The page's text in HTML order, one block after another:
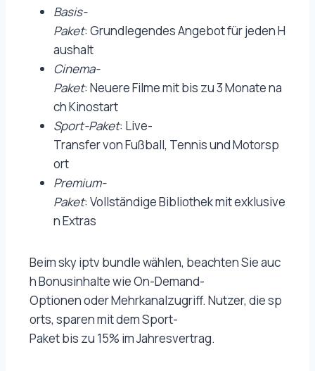
Basis-
Paket: Grundlegendes Angebot für jeden H
aushalt
Cinema-
Paket: Neuere Filme mit bis zu 3 Monate na
ch Kinostart
Sport-Paket: Live-
Transfer von Fußball, Tennis und Motorsp
ort
Premium-
Paket: Vollständige Bibliothek mit exklusive
n Extras
Beim sky iptv bundle wählen, beachten Sie auc
h Bonusinhalte wie On-Demand-
Optionen oder Mehrkanalzugriff. Nutzer, die sp
orts, sparen mit dem Sport-
Paket bis zu 15% im Jahresvertrag.